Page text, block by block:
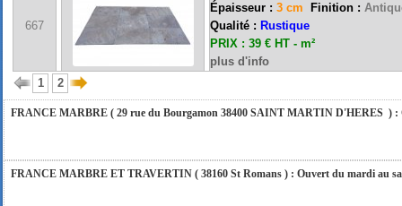
667
Épaisseur : 3 cm Finition :
Qualité : Rustique
PRIX : 39 € HT - m²
plus d'info
1
2
vous répondrons dans les meilleurs délais. Nous aurons le plaisir de vous
FRANCE MARBRE ( 29 rue du Bourgamon 38400 SAINT MARTIN D'HERES ) :
FRANCE MARBRE ET TRAVERTIN ( 38160 St Romans ) : Ouvert du mardi au